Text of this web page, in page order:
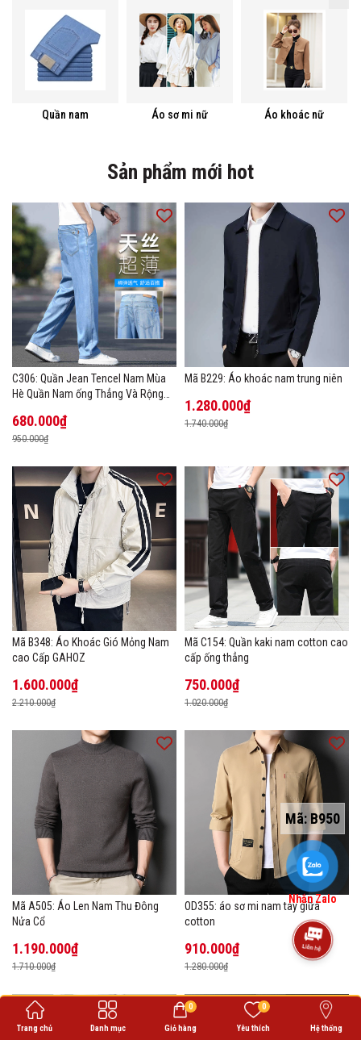
Mã:B950
Quần nam Áo sơ mi nữ Áo khoác nữ
Sản phẩm mới hot
C306: Quần Jean Tencel Nam Mùa
Hè Quần Nam ống Thẳng Và Rộng
680.000₫
950.000₫
Mã B229: Áo khoác nam trung niên
1.280.000₫
1.740.000₫
Mã B348: Áo Khoác Gió Mỏng Nam
cao Cấp GAHOZ
1.600.000₫
2.210.000₫
Mã C154: Quần kaki nam cotton cao
cấp ống thẳng
750.000₫
1.020.000₫
Mã A505: Áo Len Nam Thu Đông
Nửa Cổ
1.190.000₫
1.710.000₫
OD355: áo sơ mi nam tay giữa
cotton
910.000₫
1.280.000₫
Trang chủ Danh mục Giỏ hàng
0
Yêu thích
0
Hệ thống
Nhắn Zalo